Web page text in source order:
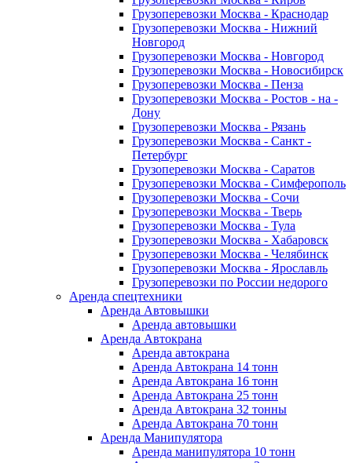
Грузоперевозки Москва - Краснодар
Грузоперевозки Москва - Нижний
Новгород
Грузоперевозки Москва - Новгород
Грузоперевозки Москва - Новосибирск
Грузоперевозки Москва - Пенза
Грузоперевозки Москва - Ростов - на -
Дону
Грузоперевозки Москва - Рязань
Грузоперевозки Москва - Санкт -
Петербург
Грузоперевозки Москва - Саратов
Грузоперевозки Москва - Симферополь
Грузоперевозки Москва - Сочи
Грузоперевозки Москва - Тверь
Грузоперевозки Москва - Тула
Грузоперевозки Москва - Хабаровск
Грузоперевозки Москва - Челябинск
Грузоперевозки Москва - Ярославль
Грузоперевозки по России недорого
Аренда спецтехники
Аренда Автовышки
Аренда автовышки
Аренда Автокрана
Аренда автокрана
Аренда Автокрана 14 тонн
Аренда Автокрана 16 тонн
Аренда Автокрана 25 тонн
Аренда Автокрана 32 тонны
Аренда Автокрана 70 тонн
Аренда Манипулятора
Аренда манипулятора 10 тонн